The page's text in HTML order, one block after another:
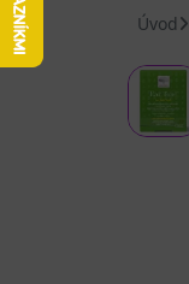
Úvod